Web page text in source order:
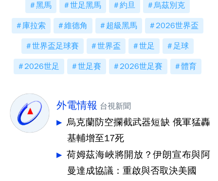
黑馬 世足黑馬 約旦 烏茲別克
庫拉索 維德角 超級黑馬 2026世界盃
世界盃足球賽 世界盃 世足 足球
2026世足 世足賽 2026世足賽 體育
外電情報 台視新聞
烏克蘭防空攔截武器短缺 俄軍猛轟
基輔增至17死
荷姆茲海峽將開放？伊朗宣布與阿
曼達成協議：重啟與否取決美國